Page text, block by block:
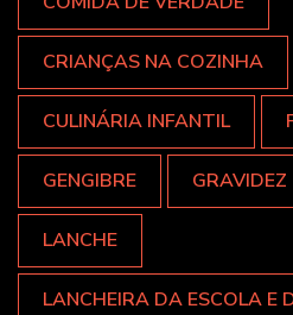
CRIANÇAS NA COZINHA
CULINÁRIA INFANTIL
GENGIBRE GRAVIDEZ
LANCHE
LANCHEIRA DA ESCOLA E